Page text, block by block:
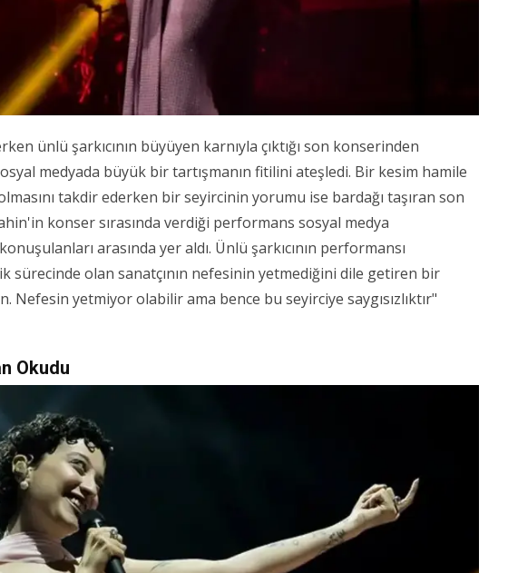
ünlü şarkıcının büyüyen karnıyla çıktığı son konserinden
medyada büyük bir tartışmanın fitilini ateşledi. Bir kesim hamile
takdir ederken bir seyircinin yorumu ise bardağı taşıran son
konser sırasında verdiği performans sosyal medya
arasında yer aldı. Ünlü şarkıcının performansı
sürecinde olan sanatçının nefesinin yetmediğini dile getiren bir
Nefesin yetmiyor olabilir ama bence bu seyirciye saygısızlıktır"
Okudu